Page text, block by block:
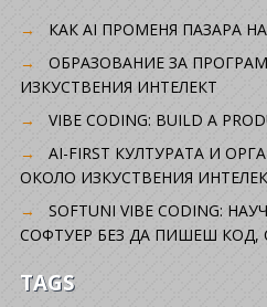
КАК AI ПРОМЕНЯ ПАЗАРА
ОБРАЗОВАНИЕ ЗА
ИЗКУСТВЕНИЯ ИНТЕЛЕКТ
VIBE CODING: BUILD A
AI-FIRST КУЛТУРАТА И
ОКОЛО ИЗКУСТВЕНИЯ
SOFTUNI VIBE CODING:
СОФТУЕР БЕЗ ДА ПИШЕШ КОД,
TAGS